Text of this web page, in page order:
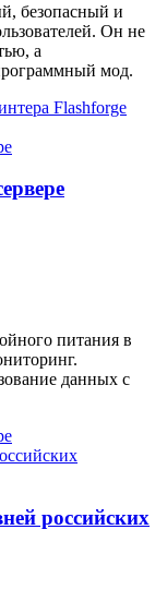
безопасный и
Он не
а
мод.
питания в
данных с
российских